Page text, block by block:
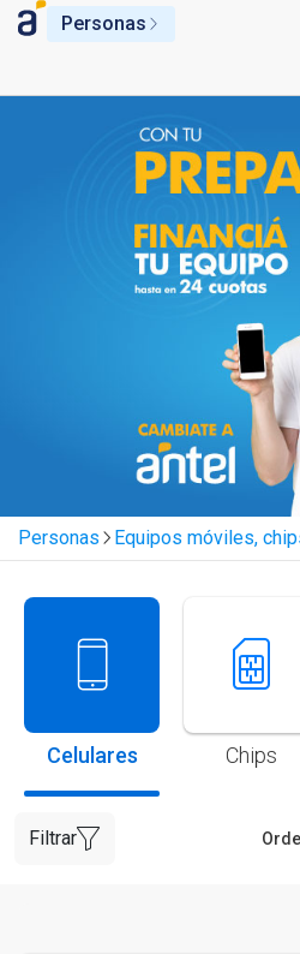
Personas
Personas Equipos móviles,
Celulares Chips
Filtrar